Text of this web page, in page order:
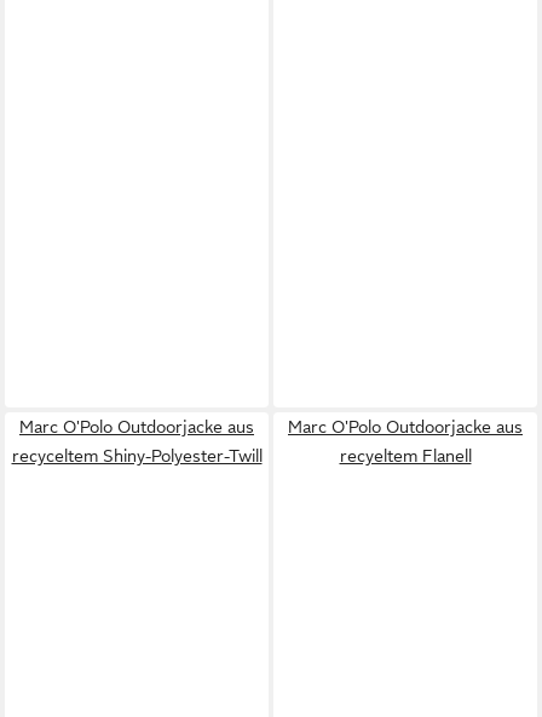
Marc O'Polo Outdoorjacke aus
recyceltem Shiny-Polyester-Twill
Marc O'Polo Outdoorjacke aus
recyeltem Flanell